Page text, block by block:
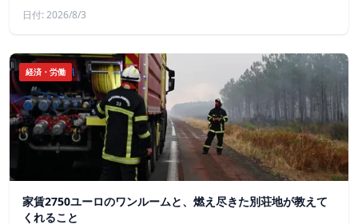
日付: 2026/8/3
経済・労働
家賃2750ユーロのワンルームと、燃え尽きた別荘地が教えて
くれること